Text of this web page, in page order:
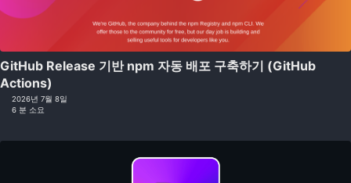
GitHub Release 기반 npm 자동 배포 구축하기 (GitHub
Actions)
2026년 7월 8일
6 분 소요